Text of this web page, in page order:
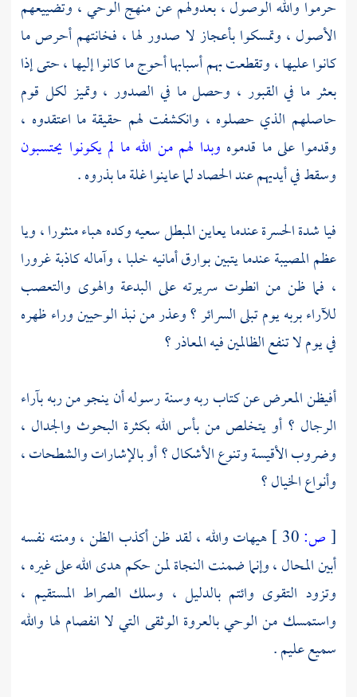
حرموا والله الوصول ، بعدولهم عن منهج الوحي ، وتضييعهم
الأصول ، وتمسكوا بأعجاز لا صدور لها ، فخانتهم أحرص ما
كانوا عليها ، وتقطعت بهم أسبابها أحوج ما كانوا إليها ، حتى إذا
بعثر ما في القبور ، وحصل ما في الصدور ، وتميز لكل قوم
حاصلهم الذي حصلوه ، وانكشفت لهم حقيقة ما اعتقدوه ،
وقدموا على ما قدموه وبدا لهم من الله ما لم يكونوا يحتسبون
وسقط في أيديهم عند الحصاد لما عاينوا غلة ما بذروه .
فيا شدة الحسرة عندما يعاين المبطل سعيه وكده هباء منثورا ، ويا
عظم المصيبة عندما يتبين بوارق أمانيه خلبا ، وآماله كاذبة غرورا
، فما ظن من انطوت سريرته على البدعة والهوى والتعصب
للآراء بربه يوم تبلى السرائر ؟ وعذر من نبذ الوحيين وراء ظهره
في يوم لا تنفع الظالمين فيه المعاذر ؟
أفيظن المعرض عن كتاب ربه وسنة رسوله أن ينجو من ربه بآراء
الرجال ؟ أو يتخلص من بأس الله بكثرة البحوث والجدال ،
وضروب الأقيسة وتنوع الأشكال ؟ أو بالإشارات والشطحات ،
وأنواع الخيال ؟
[ص:
هيهات والله ، لقد ظن أكذب الظن ، ومنته نفسه
أبين المحال ، وإنما ضمنت النجاة لمن حكم هدى الله على غيره ،
وتزود التقوى وائتم بالدليل ، وسلك الصراط المستقيم ،
واستمسك من الوحي بالعروة الوثقى التي لا انفصام لها والله
سميع عليم .